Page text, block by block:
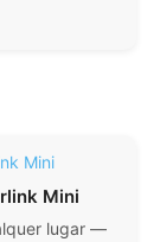
Mini
lugar —